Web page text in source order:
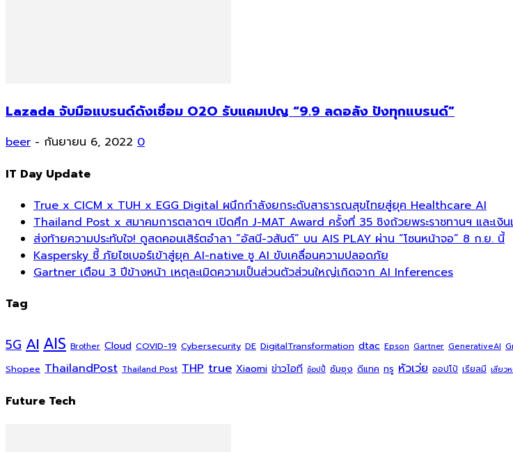
Lazada จับมือแบรนด์ดังเชื่อม O2O รับแคมเปญ “9.9 ลดอลัง ปังทุกแบรนด์”
beer - กันยายน 6, 2022 0
IT Day Update
True x CICM x TUH x EGG Digital ผนึกกำลังยกระดับสาธารณสุขไทยสู่ยุค Healthcare AI
Thailand Post x สมาคมการตลาดฯ เปิดศึก J-MAT Award ครั้งที่ 35 ชิงถ้วยพระราชทานฯ และเงิ
ส่งท้ายความประทับใจ! ดูสดคอนเสิร์ตอำลา “อัสนี-วสันต์” บน AIS PLAY ผ่าน “โซนหน้าจอ” 8 ก.ย. นี้
Kaspersky ชี้ ภัยไซเบอร์เข้าสู่ยุค AI-native ชู AI ขับเคลื่อนความปลอดภัย
Gartner เตือน 3 ปีข้างหน้า เหตุละเมิดความเป็นส่วนตัวส่วนใหญ่เกิดจาก AI Inferences
Tag
5G AI AIS Brother Cloud COVID-19 Cybersecurity DE DigitalTransformation dtac Epson Gartner GenerativeAI
Shopee ThailandPost Thailand Post THP true Xiaomi ข่าวไอที ช้อปปี้ ซัมซุง ดีแทค ทรู หัวเว่ย ออปโป้ เรียลมี เสียว
Future Tech